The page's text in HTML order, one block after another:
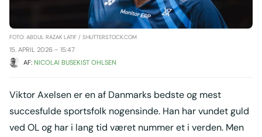
FOTO: ABDUL RAZAK LATIF / SHUTTERSTOCK.COM
15. APRIL 2026 – 15:47
AF: NICOLAI BUSEKIST OHLSEN
Viktor Axelsen er en af Danmarks bedste og mest
succesfulde sportsfolk nogensinde. Han har vundet guld
ved OL og har i lang tid været nummer et i verden. Men